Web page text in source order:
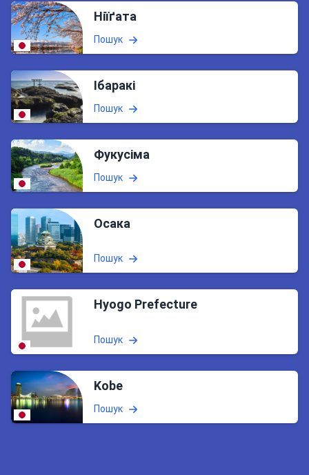
Ніїґата
Пошук
Ібаракі
Пошук
Фукусіма
Пошук
Осака
Пошук
Hyogo Prefecture
Пошук
Kobe
Пошук